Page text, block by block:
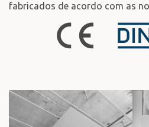
fabricados de acordo com as